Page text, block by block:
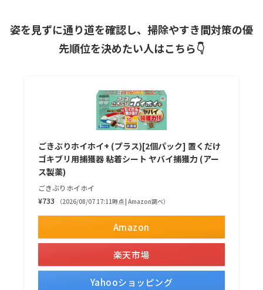
姿を見ずに通り道を確認し、掃除やすき間対策の優
先順位を決めたい人はこちら👇
ごきぶりホイホイ+ (プラス)[2個パック] 置くだけ
ゴキブリ用捕獲器 粘着シート ヤバイ捕獲力 (アー
ス製薬)
ごきぶりホイホイ
¥733
（2026/08/07 17:11時点 | Amazon調べ）
Amazon
楽天市場
Yahooショッピング